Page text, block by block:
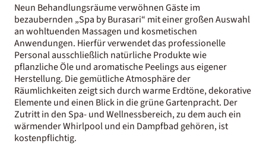
Neun Behandlungsräume verwöhnen Gäste im
bezaubernden „Spa by Burasari“ mit einer großen Auswahl
an wohltuenden Massagen und kosmetischen
Anwendungen. Hierfür verwendet das professionelle
Personal ausschließlich natürliche Produkte wie
pflanzliche Öle und aromatische Peelings aus eigener
Herstellung. Die gemütliche Atmosphäre der
Räumlichkeiten zeigt sich durch warme Erdtöne, dekorative
Elemente und einen Blick in die grüne Gartenpracht. Der
Zutritt in den Spa- und Wellnessbereich, zu dem auch ein
wärmender Whirlpool und ein Dampfbad gehören, ist
kostenpflichtig.